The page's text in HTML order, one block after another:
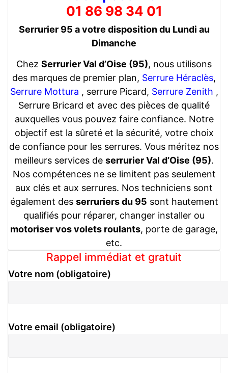
01 86 98 34 01
Serrurier 95 a votre disposition du Lundi au
Dimanche
Chez Serrurier Val d’Oise (95), nous utilisons
des marques de premier plan, Serrure Héraclès,
Serrure Mottura , serrure Picard, Serrure Zenith ,
Serrure Bricard et avec des pièces de qualité
auxquelles vous pouvez faire confiance. Notre
objectif est la sûreté et la sécurité, votre choix
de confiance pour les serrures. Vous méritez nos
meilleurs services de serrurier Val d’Oise (95).
Nos compétences ne se limitent pas seulement
aux clés et aux serrures. Nos techniciens sont
également des serruriers du 95 sont hautement
qualifiés pour réparer, changer installer ou
motoriser vos volets roulants, porte de garage,
etc.
Rappel immédiat et gratuit
Votre nom (obligatoire)
Votre email (obligatoire)